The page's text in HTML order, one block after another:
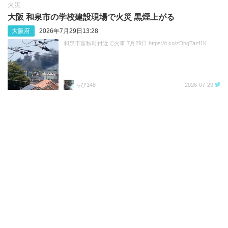
火災
大阪 和泉市の学校建設現場で火災 黒煙上がる
大阪府 2026年7月29日13:28
和泉市富秋町付近で火事 7月29日 https://t.co/zDhgTazf1K
ちび148 2026-07-29